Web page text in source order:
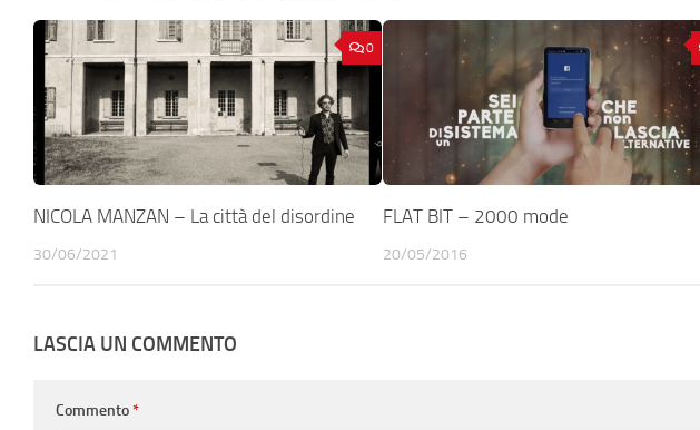
0
NICOLA MANZAN – La città del disordine
30/06/2021
FLAT BIT – 2000 mode
20/05/2016
LASCIA UN COMMENTO
Commento*